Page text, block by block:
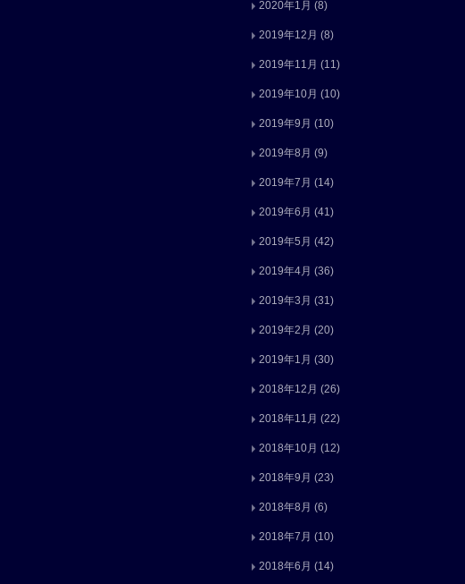
2020年1月 (8)
2019年12月 (8)
2019年11月 (11)
2019年10月 (10)
2019年9月 (10)
2019年8月 (9)
2019年7月 (14)
2019年6月 (41)
2019年5月 (42)
2019年4月 (36)
2019年3月 (31)
2019年2月 (20)
2019年1月 (30)
2018年12月 (26)
2018年11月 (22)
2018年10月 (12)
2018年9月 (23)
2018年8月 (6)
2018年7月 (10)
2018年6月 (14)